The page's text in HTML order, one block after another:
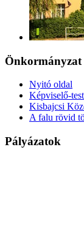
Önkormányzat
Nyitó oldal
Képviselő-
Kisbajcsi
A falu rövid
Pályázatok